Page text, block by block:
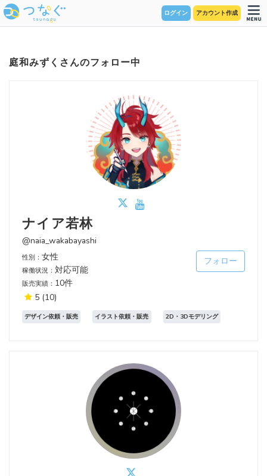
ログイン アカウント作成
庭和みずくさんのフォロー中
ナイア若林
@naia_wakabayashi
性別： 女性
稼働状況： 対応可能
販売実績： 10件
5 (10)
フォロー
デザイン依頼・販売 イラスト依頼・販売 2D・3Dモデリング